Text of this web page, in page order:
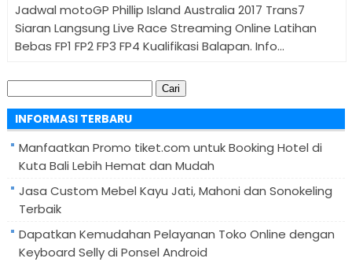
Jadwal motoGP Phillip Island Australia 2017 Trans7
Siaran Langsung Live Race Streaming Online Latihan
Bebas FP1 FP2 FP3 FP4 Kualifikasi Balapan. Info...
untuk:
INFORMASI TERBARU
Manfaatkan Promo tiket.com untuk Booking Hotel di
Kuta Bali Lebih Hemat dan Mudah
Jasa Custom Mebel Kayu Jati, Mahoni dan Sonokeling
Terbaik
Dapatkan Kemudahan Pelayanan Toko Online dengan
Keyboard Selly di Ponsel Android